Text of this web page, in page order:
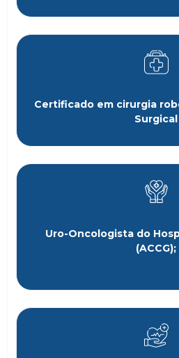
Certificado em cirurgia
Surgical
Uro-Oncologista do
(ACCG);